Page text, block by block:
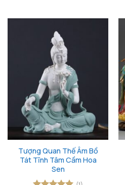
Tượng Quan Thế Âm Bồ
Tát Tĩnh Tâm Cầm Hoa
Sen